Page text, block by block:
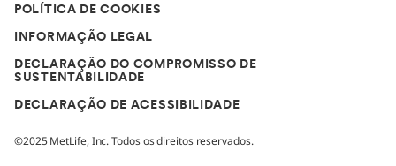
POLÍTICA DE COOKIES
INFORMAÇÃO LEGAL
DECLARAÇÃO DO COMPROMISSO DE
SUSTENTABILIDADE
DECLARAÇÃO DE ACESSIBILIDADE
©2025 MetLife, Inc. Todos os direitos reservados.